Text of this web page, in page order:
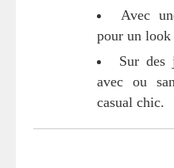
Avec
pour un look
Sur des
avec ou
casual chic.